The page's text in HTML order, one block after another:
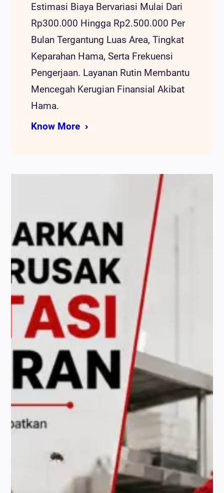
Estimasi Biaya Bervariasi Mulai Dari
Rp300.000 Hingga Rp2.500.000 Per
Bulan Tergantung Luas Area, Tingkat
Keparahan Hama, Serta Frekuensi
Pengerjaan. Layanan Rutin Membantu
Mencegah Kerugian Finansial Akibat
Hama.
Know More